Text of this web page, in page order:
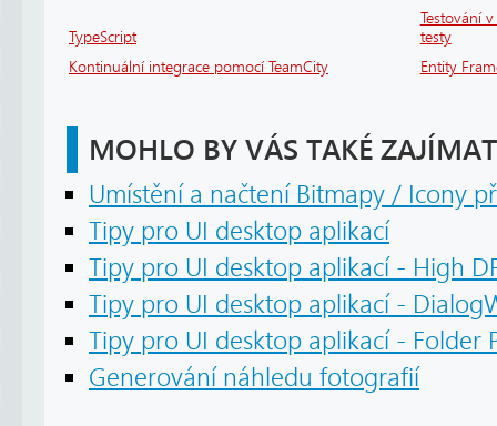
TypeScript
Testování
testy
Kontinuální integrace pomocí TeamCity
Entity
MOHLO BY VÁS TAKÉ ZAJÍMAT
Umístění a načtení Bitmapy / Icony
Tipy pro UI desktop aplikací
Tipy pro UI desktop aplikací - High
Tipy pro UI desktop aplikací -
Tipy pro UI desktop aplikací - Folder
Generování náhledu fotografií